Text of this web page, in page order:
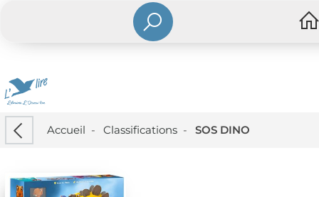
Accueil - Classifications- SOS DINO